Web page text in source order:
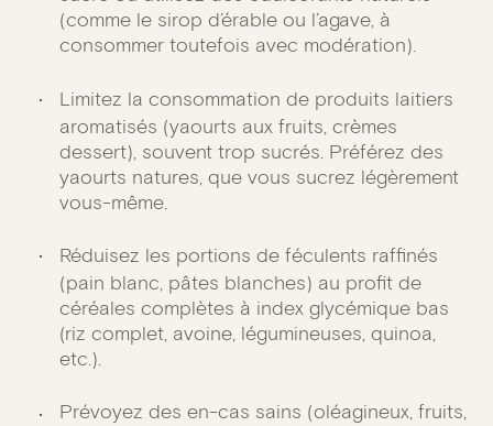
(comme le sirop d’érable ou l’agave, à
consommer toutefois avec modération).
Limitez la consommation de produits laitiers
aromatisés (yaourts aux fruits, crèmes
dessert), souvent trop sucrés. Préférez des
yaourts natures, que vous sucrez légèrement
vous-même.
Réduisez les portions de féculents raffinés
(pain blanc, pâtes blanches) au profit de
céréales complètes à index glycémique bas
(riz complet, avoine, légumineuses, quinoa,
etc.).
Prévoyez des en-cas sains (oléagineux, fruits,